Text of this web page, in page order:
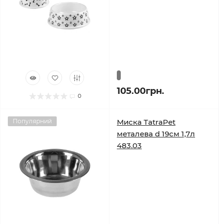
0 105.00грн.
Популярний
Миска TatraPet
металева d 19см 1,7л
483.03